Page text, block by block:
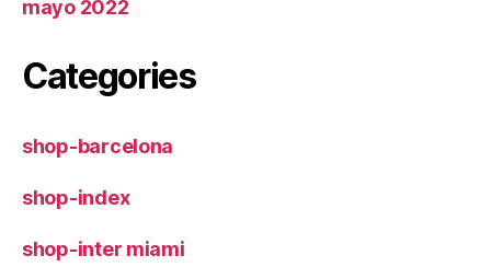
mayo 2022
Categories
shop-barcelona
shop-index
shop-inter miami